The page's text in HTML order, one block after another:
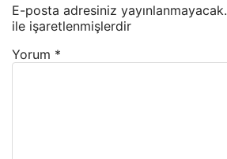
E-posta adresiniz yayınlanmayacak.
ile işaretlenmişlerdir
Yorum *